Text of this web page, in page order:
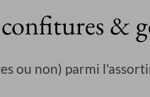
&
ou non) parmi